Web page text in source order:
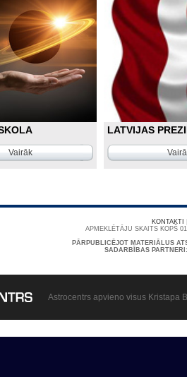
Vairāk
LATVIJAS
KONTAKTI
APMEKLĒTĀJU SKAITS KOPŠ
PĀRPUBLICĒJOT MATERIĀLUS
SADARBĪBAS
Astrocentrs apvieno visus Kristapa